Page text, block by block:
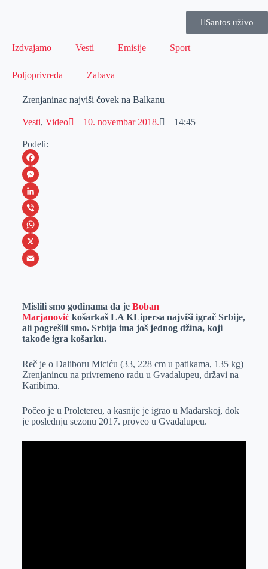
Santos uživo
Izdvajamo Vesti Emisije Sport
Poljoprivreda Zabava
Zrenjaninac najviši čovek na Balkanu
Vesti, Video 10. novembar 2018. 14:45
Podeli:
F
a
c
e
b
o
M
e
s
s
e
e
r
L
i
n
k
I
n
V
i
b
W
h
s
A
p
p
X
a
i
l
Mislili smo godinama da jeBoban
Marjanovićkošarkaš LA KLipersa najviši igrač Srbije,
ali pogrešili smo. Srbija ima još jednog džina, koji
takođe igra košarku.
Reč je o Daliboru Miciću (33, 228 cm u patikama, 135 kg)
Zrenjanincu na privremeno radu u Gvadalupeu, državi na
Karibima.
Počeo je u Proletereu, a kasnije je igrao u Mađarskoj, dok
je poslednju sezonu 2017. proveo u Gvadalupeu.